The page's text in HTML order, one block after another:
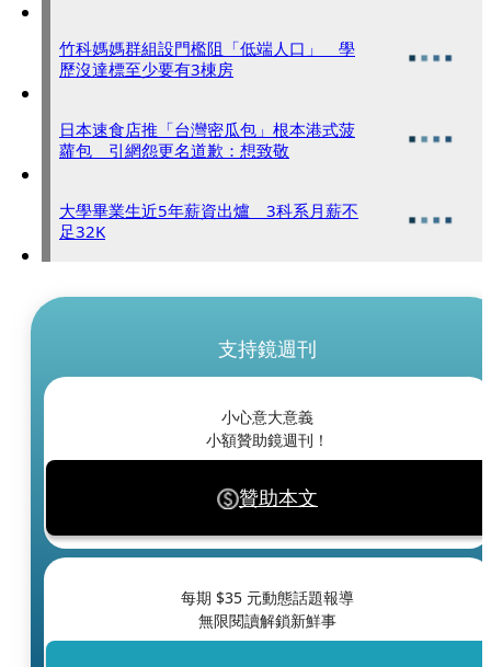
竹科媽媽群組設門檻阻「低端人口」 學
歷沒達標至少要有3棟房
日本速食店推「台灣密瓜包」根本港式菠
蘿包 引網怨更名道歉：想致敬
大學畢業生近5年薪資出爐 3科系月薪不
足32K
支持鏡週刊
小心意大意義
小額贊助鏡週刊！
贊助本文
每期 $35 元動態話題報導
無限閱讀解鎖新鮮事